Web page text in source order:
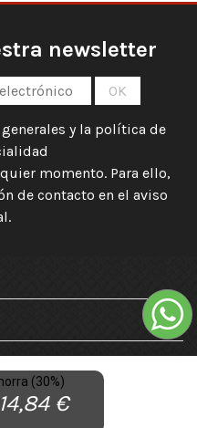
(30%)
€
newsletter
y la política de
momento. Para ello,
de contacto en el aviso